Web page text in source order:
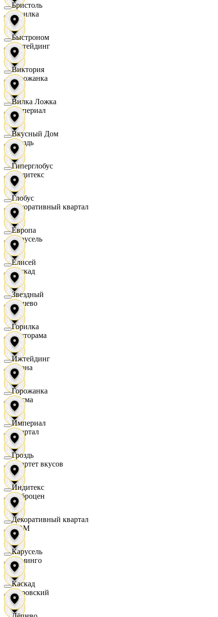
Горилка
Ижтейдинг
Горожанка
Империал
Гроздь
Индитекс
Декоративный квартал
Карусель
Каскад
Дёшево
Касторама
Диана
Дисма
Квартал
Квартет вкусов
Доброцен
ДОМ
Доминго
Кировский
Бристоль
Быстроном
Виктория
Вилка Ложка
Вкусный Дом
Гиперглобус
Глобус
Европа
Елисей
Звездный
Горилка
Ижтейдинг
Горожанка
Империал
Гроздь
Индитекс
Декоративный квартал
Карусель
Каскад